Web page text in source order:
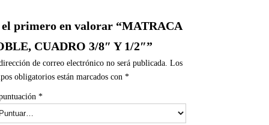
el primero en valorar “MATRACA
CUADRO 3/8″ Y 1/2″”
de correo electrónico no será publicada. Los
obligatorios están marcados con *
*